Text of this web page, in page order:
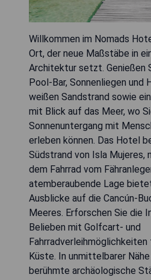
Willkommen im Nomads
Ort, der neue Maßstäbe in
Architektur setzt. Genießen
Pool-Bar, Sonnenliegen und
weißen Sandstrand sowie
mit Blick auf das Meer, wo
Sonnenuntergang mit
erleben können. Das Hotel
Südstrand von Isla Mujeres,
dem Fahrrad vom
atemberaubende Lage
Ausblicke auf die Cancún-
Meeres. Erforschen Sie die
Belieben mit Golfcart- und
Küste. In unmittelbarer
berühmte archäologische